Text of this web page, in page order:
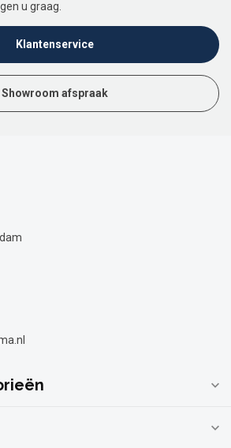
u graag.
Klantenservice
Showroom afspraak